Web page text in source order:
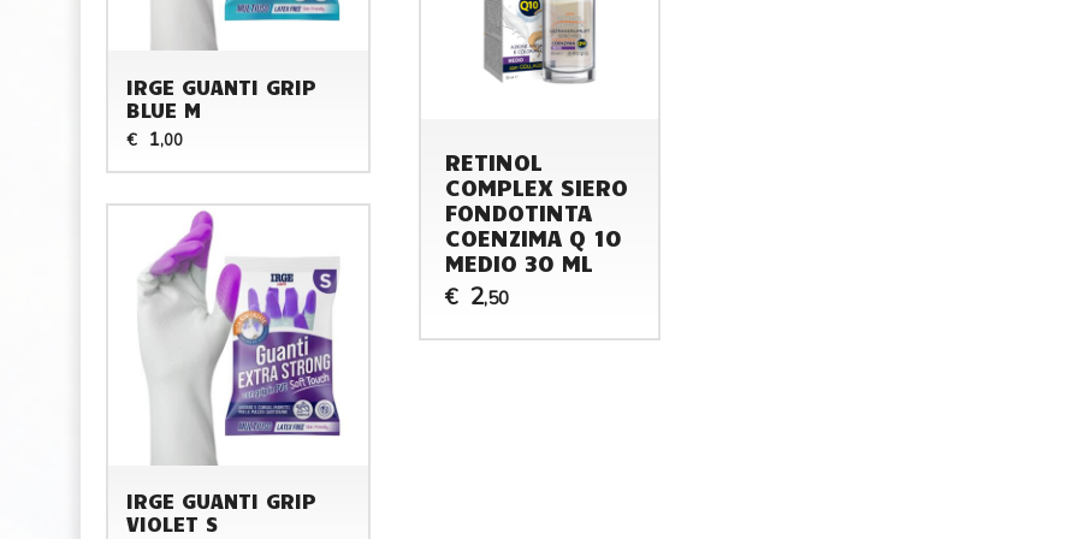
RETINOL
COMPLEX SIERO
FONDOTINTA
COENZIMA Q 10
MEDIO 30 ML
€ 2,50
IRGE GUANTI GRIP
BLUE M
€ 1,00
IRGE GUANTI GRIP
VIOLET S